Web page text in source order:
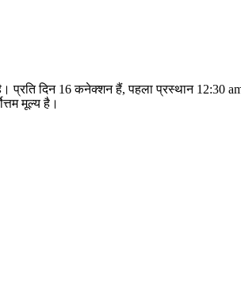
प्रति दिन 16 कनेक्शन हैं, पहला प्रस्थान 12:30
मूल्य है।